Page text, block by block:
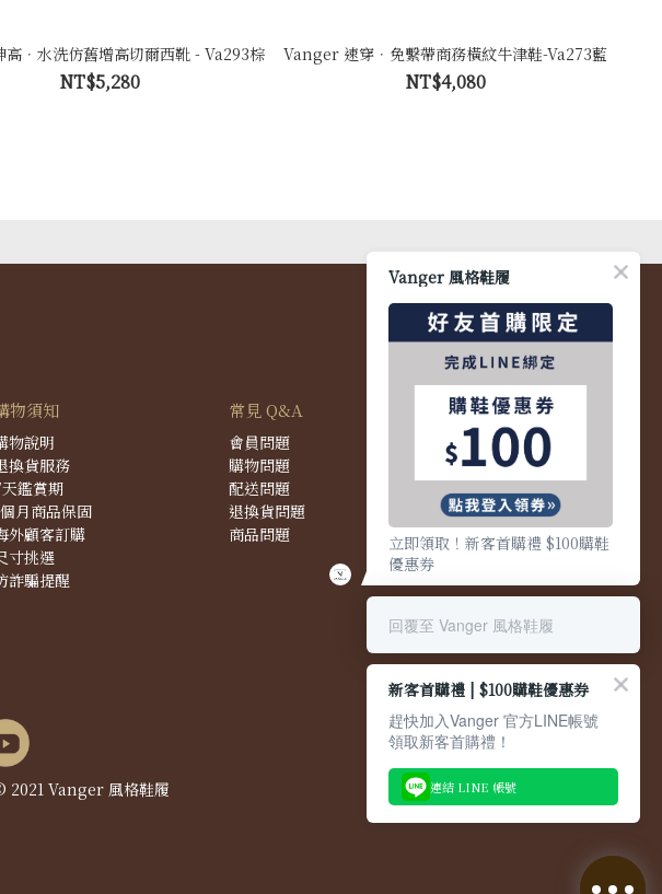
．水洗仿舊增高切爾西靴 - Va293棕
NT$5,280
Vanger 速穿．免繫帶商務橫紋牛津鞋-Va273藍
NT$4,080
物須知
物說明
換貨服務
鑑賞期
月商品保固
外顧客訂購
寸挑選
詐騙提醒
常見 Q&A
會員問題
購物問題
配送問題
退換貨問題
商品問題
Vanger 風格鞋履
Vanger 風格鞋履
立即領取！新客首購禮 $100購鞋
優惠券
回覆至 Vanger 風格鞋履
新客首購禮 | $100購鞋優惠券
趕快加入Vanger 官方LINE帳號
領取新客首購禮！
連結 LINE 帳號